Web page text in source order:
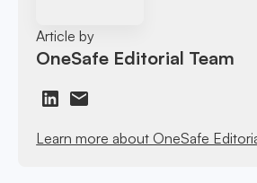
Article by
OneSafe Editorial Team
Learn more about OneSafe